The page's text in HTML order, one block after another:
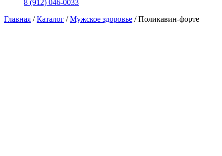
8 (912) 046-0033
Главная / Каталог / Мужское здоровье / Поликавин-форте